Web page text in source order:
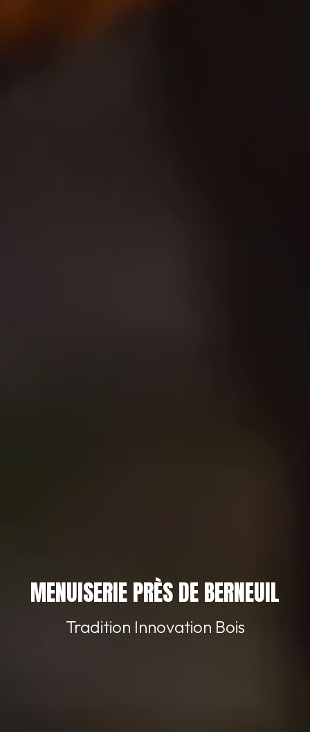
MENUISERIE PRÈS DE BERNEUIL
Tradition Innovation Bois